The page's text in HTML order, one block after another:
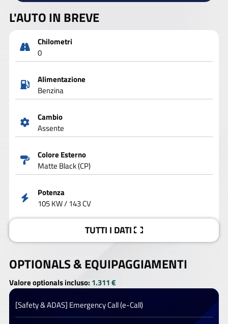
L'AUTO IN BREVE
Chilometri
0
Alimentazione
Benzina
Cambio
Assente
Colore Esterno
Matte Black (CP)
Potenza
105 KW / 143 CV
TUTTI I DATI
OPTIONALS &EQUIPAGGIAMENTI
Valore optionals incluso: 1.311 €
[Safety & ADAS] Emergency Call (e-Call)